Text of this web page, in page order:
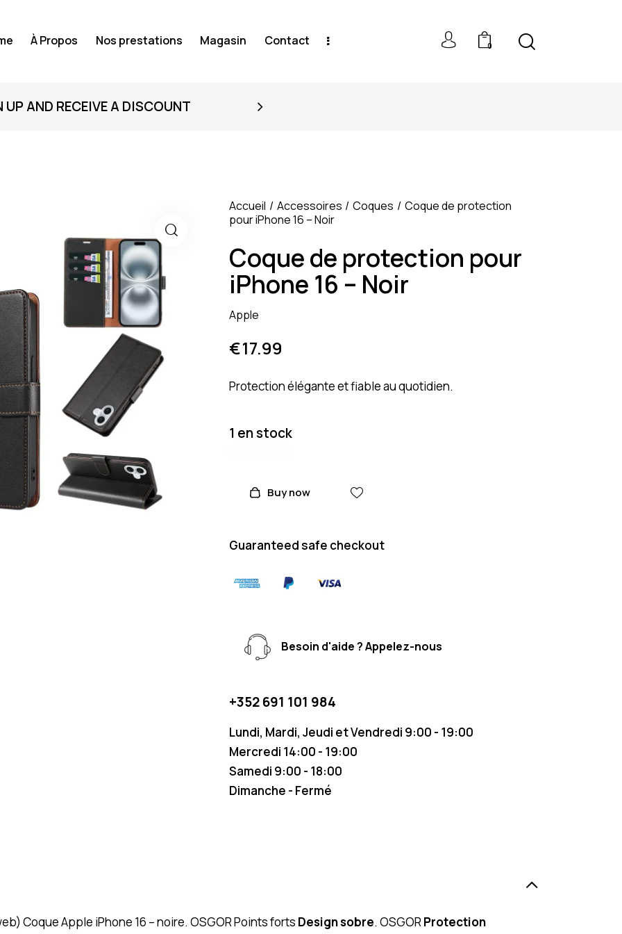
À Propos Nos prestations Magasin Contact 0
UP AND RECEIVE A DISCOUNT
Accueil Accessoires Coques
Coque de protection
pour iPhone 16 – Noir
Coque de protection pour
iPhone 16 – Noir
Apple
€17.99
Protection élégante et fiable au quotidien.
1 en stock
Buy now
Guaranteed safe checkout
Besoin d'aide ? Appelez-nous
+352 691 101 984
Lundi, Mardi, Jeudi et Vendredi 9:00 - 19:00
Mercredi 14:00 - 19:00
Samedi 9:00 - 18:00
Dimanche - Fermé
Coque Apple iPhone 16 – noire. OSGOR Points forts Design sobre. OSGORProtection